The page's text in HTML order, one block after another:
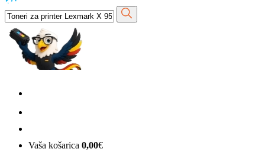
Vaša košarica 0,00€